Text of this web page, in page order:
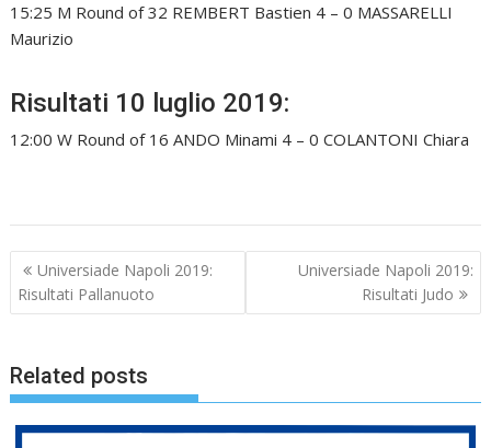
15:25 M Round of 32 REMBERT Bastien 4 – 0 MASSARELLI
Maurizio
Risultati 10 luglio 2019:
12:00 W Round of 16 ANDO Minami 4 – 0 COLANTONI Chiara
Navigazione
articoli
Universiade Napoli 2019:
Risultati Pallanuoto
Universiade Napoli 2019:
Risultati Judo
Related posts